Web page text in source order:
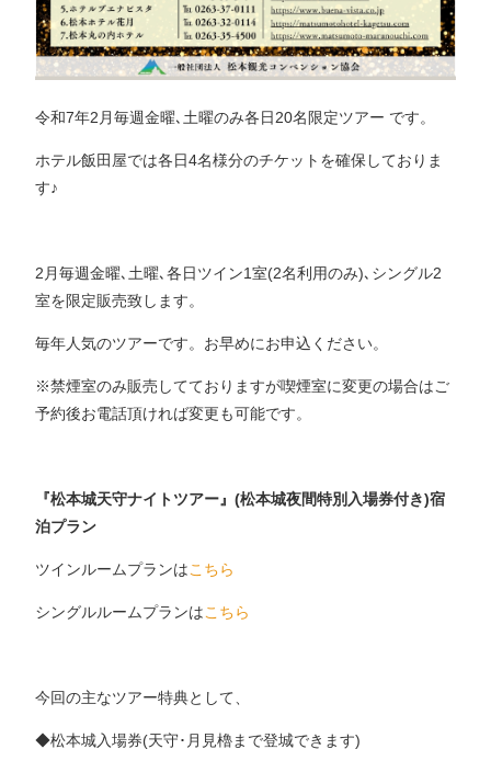
令和7年2月毎週金曜､土曜のみ各日20名限定ツアー です。
ホテル飯田屋では各日4名様分のチケットを確保しておりま
す♪
2月毎週金曜､土曜､各日ツイン1室(2名利用のみ)､シングル2
室を限定販売致します。
毎年人気のツアーです。お早めにお申込ください。
※禁煙室のみ販売してておりますが喫煙室に変更の場合はご
予約後お電話頂ければ変更も可能です。
『松本城天守ナイトツアー』(松本城夜間特別入場券付き)宿
泊プラン
ツインルームプランはこちら
シングルルームプランはこちら
今回の主なツアー特典として、
◆松本城入場券(天守･月見櫓まで登城できます)